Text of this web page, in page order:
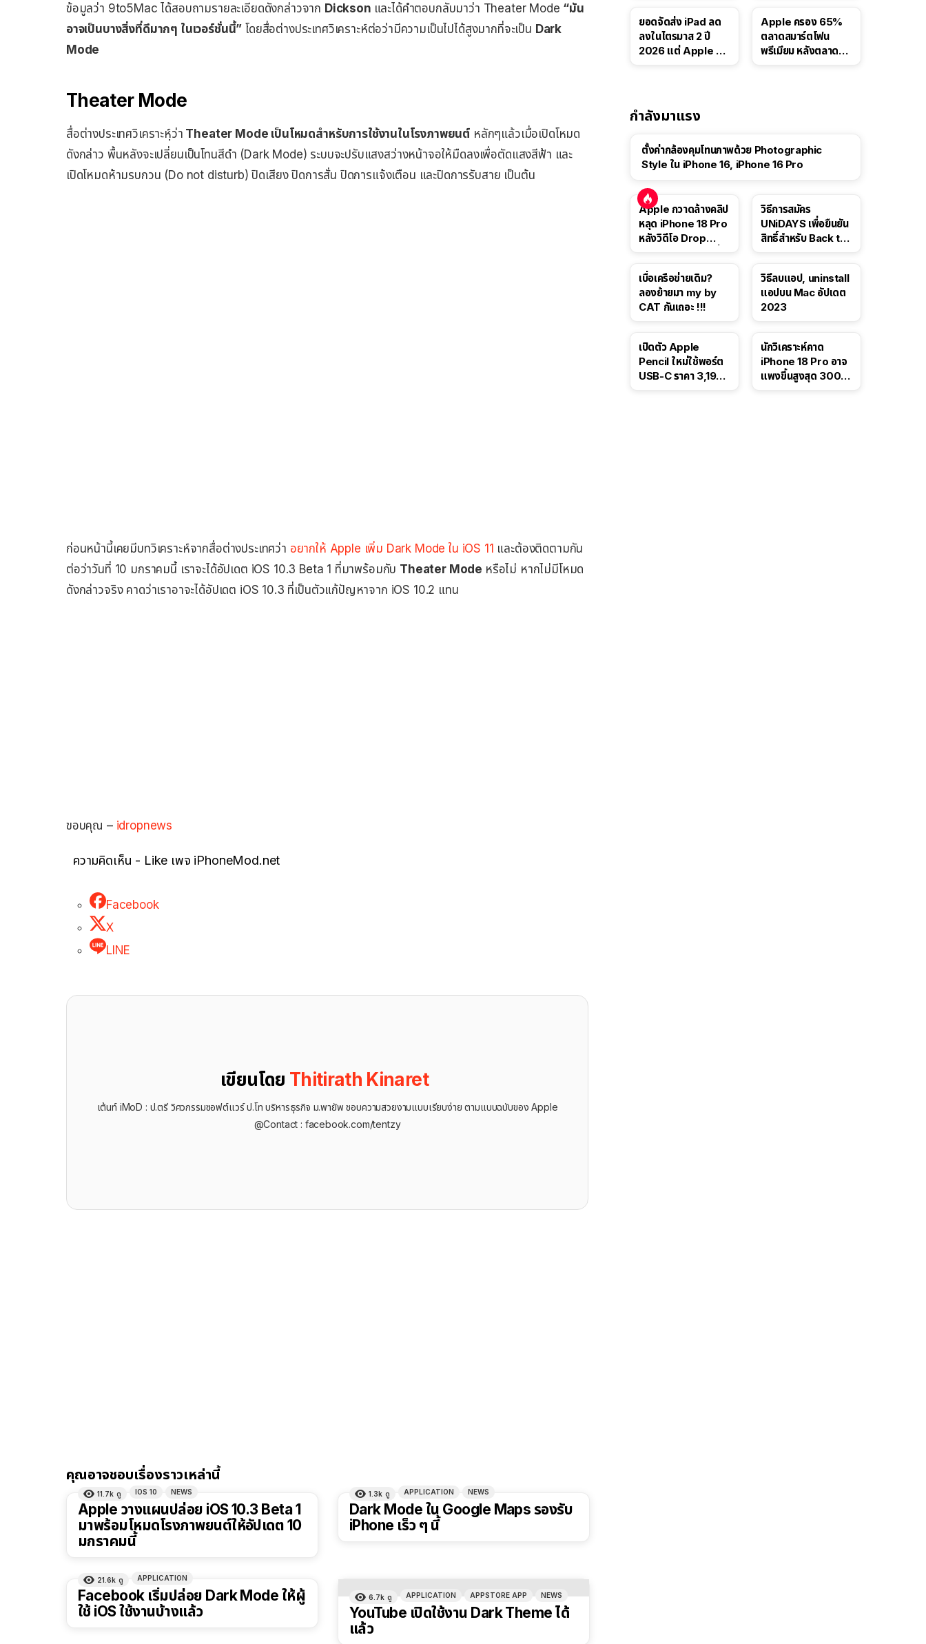
ข้อมูลว่า 9to5Mac ได้สอบถามรายละเอียดดังกล่าวจาก Dickson และได้คำตอบกลับมาว่า Theater Mode “มัน
อาจเป็นบางสิ่งที่ดีมากๆ ในเวอร์ชั่นนี้” โดยสื่อต่างประเทศวิเคราะห์ต่อว่ามีความเป็นไปได้สูงมากที่จะเป็น Dark
Mode
Theater Mode
สื่อต่างประเทศวิเคราะหฺ์ว่า Theater Mode เป็นโหมดสำหรับการใช้งานในโรงภาพยนต์ หลักๆแล้วเมื่อเปิดโหมด
ดังกล่าว พื้นหลังจะเปลี่ยนเป็นโทนสีดำ (Dark Mode) ระบบจะปรับแสงสว่างหน้าจอให้มืดลงเพื่อตัดแสงสีฟ้า และ
เปิดโหมดห้ามรบกวน (Do not disturb) ปิดเสียง ปิดการสั่น ปิดการแจ้งเตือน และปิดการรับสาย เป็นต้น
ก่อนหน้านี้เคยมีบทวิเคราะห์จากสื่อต่างประเทศว่า อยากให้ Apple เพิ่ม Dark Mode ใน iOS 11 และต้องติดตามกัน
ต่อว่าวันที่ 10 มกราคมนี้ เราจะได้อัปเดต iOS 10.3 Beta 1 ที่มาพร้อมกับ Theater Mode หรือไม่ หากไม่มีโหมด
ดังกล่าวจริง คาดว่าเราอาจะได้อัปเดต iOS 10.3 ที่เป็นตัวแก้ปัญหาจาก iOS 10.2 แทน
ขอบคุณ – idropnews
ความคิดเห็น - Like เพจ iPhoneMod.net
Facebook
X
LINE
เขียนโดย Thitirath Kinaret
เต้นท์ iMoD : ป.ตรี วิศวกรรมซอฟต์แวร์ ป.โท บริหารธุรกิจ ม.พายัพ ชอบความสวยงามแบบเรียบง่าย ตามแบบฉบับของ Apple
@Contact : facebook.com/tentzy
คุณอาจชอบเรื่องราวเหล่านี้
11.7k ดู IOS 10 NEWS
Apple วางแผนปล่อย iOS 10.3 Beta 1
มาพร้อมโหมดโรงภาพยนต์ให้อัปเดต 10
มกราคมนี้
1.3k ดู APPLICATION NEWS
Dark Mode ใน Google Maps รองรับ
iPhone เร็ว ๆ นี้
21.6k ดู APPLICATION
Facebook เริ่มปล่อย Dark Mode ให้ผู้
ใช้ iOS ใช้งานบ้างแล้ว
6.7k ดู APPLICATION APPSTORE APP NEWS
YouTube เปิดใช้งาน Dark Theme ได้
แล้ว
ยอดจัดส่ง iPad ลด
ลงในไตรมาส 2 ปี
2026 แต่ Apple ยัง
Apple ครอง 65%
ตลาดสมาร์ตโฟน
พรีเมียม หลังตลาดทำ
กำลังมาแรง
ตั้งค่ากล้องคุมโทนภาพด้วย Photographic
Style ใน iPhone 16, iPhone 16 Pro
Apple กวาดล้างคลิป
หลุด iPhone 18 Pro
หลังวิดีโอ Drop
วิธีการสมัคร
UNiDAYS เพื่อยืนยัน
สิทธิ์สำหรับ Back to
เบื่อเครือข่ายเดิม?
ลองย้ายมา my by
CAT กันเถอะ !!!
วิธีลบแอป, uninstall
แอปบน Mac อัปเดต
2023
เปิดตัว Apple
Pencil ใหม่ใช้พอร์ต
USB-C ราคา 3,190
นักวิเคราะห์คาด
iPhone 18 Pro อาจ
แพงขึ้นสูงสุด 300